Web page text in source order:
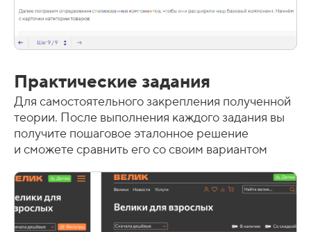
Практические задания
Для самостоятельного закрепления полученной
теории. После выполнения каждого задания вы
получите пошаговое эталонное решение
и сможете сравнить его со своим вариантом